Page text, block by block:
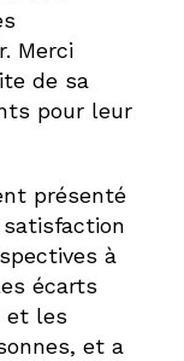
Merci
de sa
pour leur
présenté
à
écarts
et les
et a